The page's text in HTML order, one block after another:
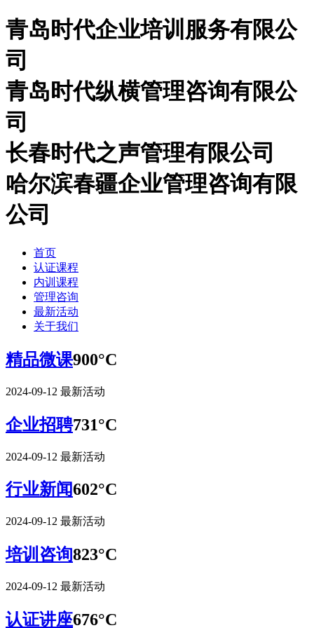
青岛时代企业培训服务有限公
司
青岛时代纵横管理咨询有限公
司
长春时代之声管理有限公司
哈尔滨春疆企业管理咨询有限
公司
首页
认证课程
内训课程
管理咨询
最新活动
关于我们
精品微课900°C
2024-09-12 最新活动
企业招聘731°C
2024-09-12 最新活动
行业新闻602°C
2024-09-12 最新活动
培训咨询823°C
2024-09-12 最新活动
认证讲座676°C